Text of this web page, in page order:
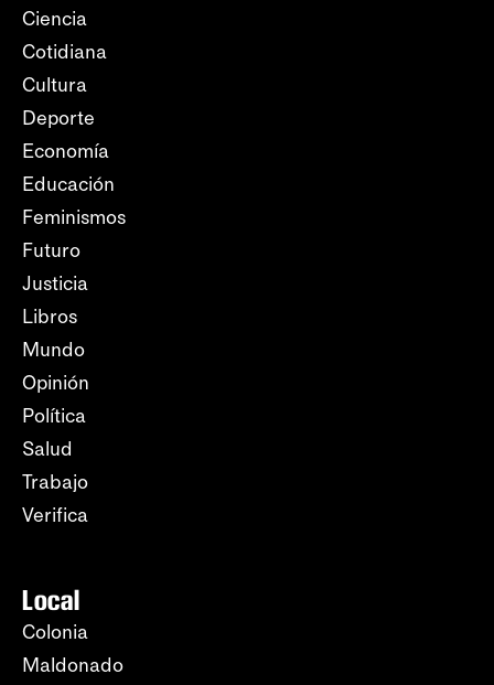
Ciencia
Cotidiana
Cultura
Deporte
Economía
Educación
Feminismos
Futuro
Justicia
Libros
Mundo
Opinión
Política
Salud
Trabajo
Verifica
Local
Colonia
Maldonado